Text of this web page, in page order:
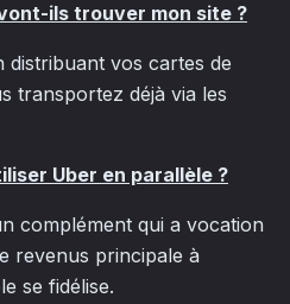
ils trouver mon site ?
distribuant vos cartes de
transportez déjà via les
Uber en parallèle ?
complément qui a vocation
revenus principale à
se fidélise.